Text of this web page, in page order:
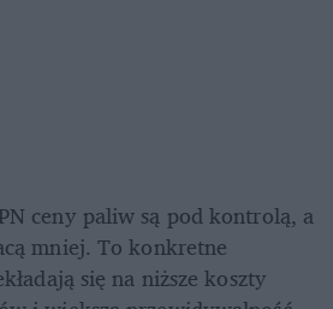
ceny paliw są pod kontrolą, a
mniej. To konkretne
się na niższe koszty